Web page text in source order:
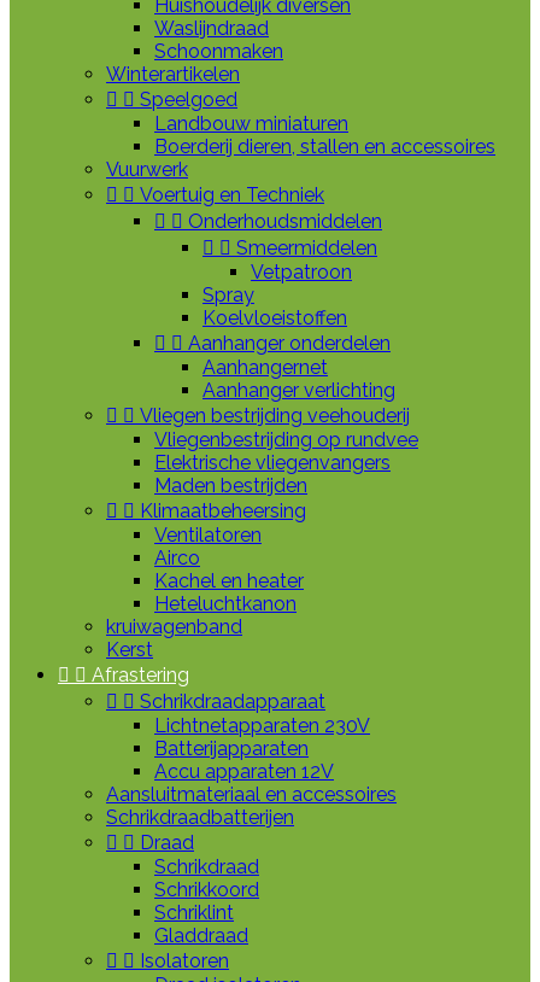
Huishoudelijk diversen
Waslijndraad
Schoonmaken
Winterartikelen
  Speelgoed
Landbouw miniaturen
Boerderij dieren, stallen en accessoires
Vuurwerk
  Voertuig en Techniek
  Onderhoudsmiddelen
  Smeermiddelen
Vetpatroon
Spray
Koelvloeistoffen
  Aanhanger onderdelen
Aanhangernet
Aanhanger verlichting
  Vliegen bestrijding veehouderij
Vliegenbestrijding op rundvee
Elektrische vliegenvangers
Maden bestrijden
  Klimaatbeheersing
Ventilatoren
Airco
Kachel en heater
Heteluchtkanon
kruiwagenband
Kerst
  Afrastering
  Schrikdraadapparaat
Lichtnetapparaten 230V
Batterijapparaten
Accu apparaten 12V
Aansluitmateriaal en accessoires
Schrikdraadbatterijen
  Draad
Schrikdraad
Schrikkoord
Schriklint
Gladdraad
  Isolatoren